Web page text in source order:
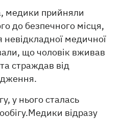
медики прийняли
до безпечного місця,
медичної
що чоловік вживав
страждав від
у нього сталась
відразу